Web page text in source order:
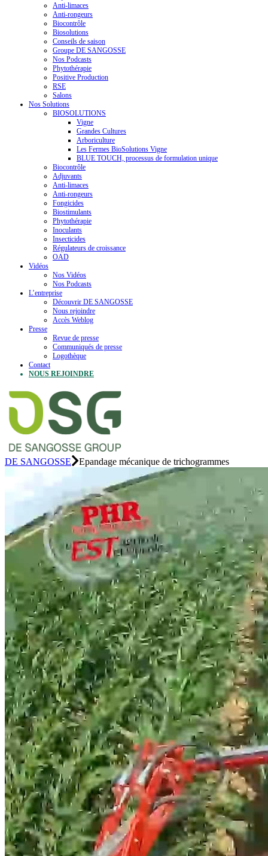
Anti-limaces
Anti-rongeurs
Biocontrôle
Biosolutions
Conseils de saison
Groupe DE SANGOSSE
Nos Podcasts
Phytothérapie
Positive Production
RSE
Salons
Nos Solutions
BIOSOLUTIONS
Vigne
Grandes Cultures
Arboriculture
Les Fermes BioSolutions Vigne
BLUE TOUCH, processus de formulation unique
Biocontrôle
Adjuvants
Anti-limaces
Anti-rongeurs
Fongicides
Biostimulants
Phytothérapie
Inoculants
Insecticides
Régulateurs de croissance
OAD
Vidéos
Nos Vidéos
Nos Podcasts
L’entreprise
Découvrir DE SANGOSSE
Nous rejoindre
Accès Weblog
Presse
Revue de presse
Communiqués de presse
Logothèque
Contact
NOUS REJOINDRE
DE SANGOSSE Epandage mécanique de trichogrammes